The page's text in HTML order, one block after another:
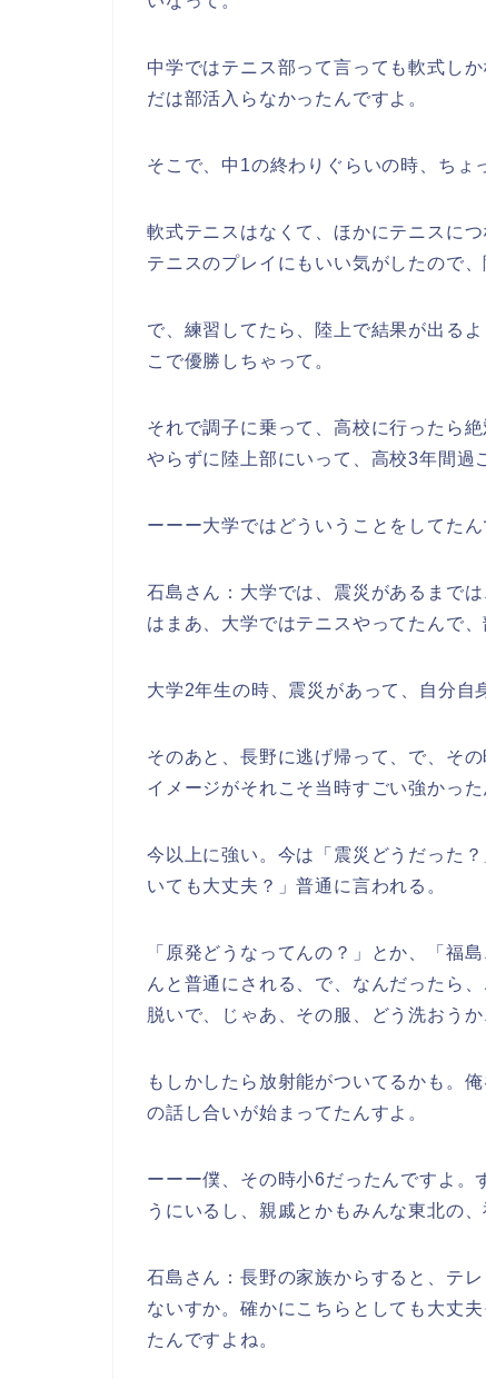
中学ではテニス部って言っても軟式し
だは部活入らなかったんですよ。
そこで、中1の終わりぐらいの時、ちょ
軟式テニスはなくて、ほかにテニスに
テニスのプレイにもいい気がしたので
で、練習してたら、陸上で結果が出る
こで優勝しちゃって。
それで調子に乗って、高校に行ったら
やらずに陸上部にいって、高校3年間過
ーーー大学ではどういうことをしてたん
石島さん：大学では、震災があるまで
はまあ、大学ではテニスやってたんで
大学2年生の時、震災があって、自分自
そのあと、長野に逃げ帰って、で、そ
イメージがそれこそ当時すごい強かった
今以上に強い。今は「震災どうだった
いても大丈夫？」普通に言われる。
「原発どうなってんの？」とか、「福
んと普通にされる、で、なんだったら
脱いで、じゃあ、その服、どう洗おうか
もしかしたら放射能がついてるかも。
の話し合いが始まってたんすよ。
ーーー僕、その時小6だったんですよ。
うにいるし、親戚とかもみんな東北の
石島さん：長野の家族からすると、テ
ないすか。確かにこちらとしても大丈
たんですよね。